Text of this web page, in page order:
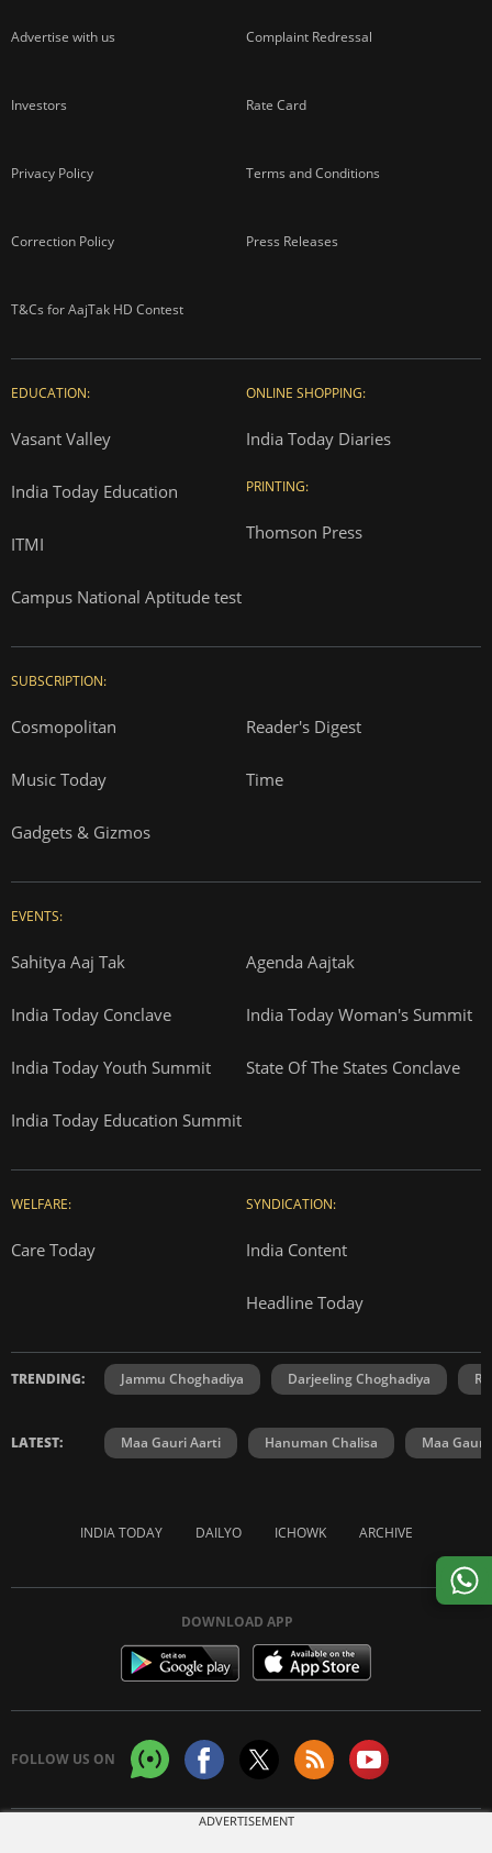
Advertise with us Complaint Redressal
Investors Rate Card
Privacy Policy Terms and Conditions
Correction Policy Press Releases
T&Cs for AajTak HD Contest
EDUCATION:
Vasant Valley
India Today Education
ITMI
Campus National Aptitude test
ONLINE SHOPPING:
India Today Diaries
PRINTING:
Thomson Press
SUBSCRIPTION:
Cosmopolitan Reader's Digest
Music Today Time
Gadgets & Gizmos
EVENTS:
Sahitya Aaj Tak Agenda Aajtak
India Today Conclave India Today Woman's Summit
India Today Youth Summit State Of The States Conclave
India Today Education Summit
WELFARE:
Care Today
SYNDICATION:
India Content
Headline Today
TRENDING: Jammu Choghadiya Darjeeling Choghadiya
LATEST: Maa Gauri Aarti Hanuman Chalisa Maa Gauri
INDIA TODAY DAILYO ICHOWK ARCHIVE
DOWNLOAD APP
FOLLOW US ON
ADVERTISEMENT